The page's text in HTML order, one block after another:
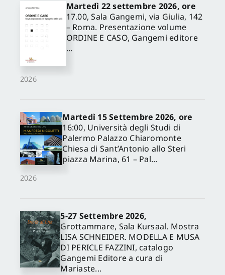
2026
Martedì 22 settembre 2026, ore
17.00, Sala Gangemi, via Giulia, 142
– Roma. Presentazione volume
ORDINE E CASO, Gangemi editore
...
2026
Martedì 15 Settembre 2026, ore
16:00, Università degli Studi di
Palermo Palazzo Chiaromonte
Chiesa di Sant’Antonio allo Steri
piazza Marina, 61 – Pal...
5-27 Settembre 2026,
Grottammare, Sala Kursaal. Mostra
LISA SCHNEIDER. MODELLA E MUSA
DI PERICLE FAZZINI, catalogo
Gangemi Editore a cura di
Mariaste...